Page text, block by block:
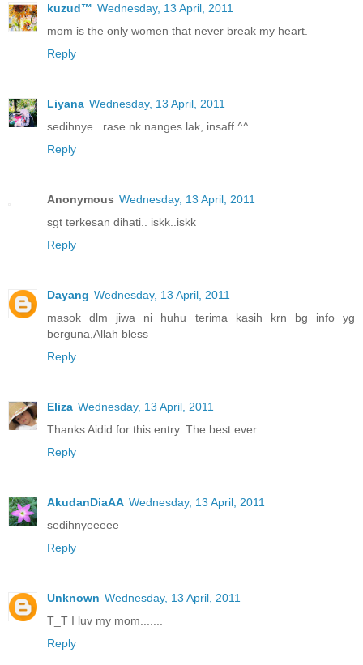
kuzud™ Wednesday, 13 April, 2011
mom is the only women that never break my heart.
Reply
Liyana Wednesday, 13 April, 2011
sedihnye.. rase nk nanges lak, insaff ^^
Reply
Anonymous Wednesday, 13 April, 2011
sgt terkesan dihati.. iskk..iskk
Reply
Dayang Wednesday, 13 April, 2011
masok dlm jiwa ni huhu terima kasih krn bg info yg
berguna,Allah bless
Reply
Eliza Wednesday, 13 April, 2011
Thanks Aidid for this entry. The best ever...
Reply
AkudanDiaAA Wednesday, 13 April, 2011
sedihnyeeeee
Reply
Unknown Wednesday, 13 April, 2011
T_T I luv my mom.......
Reply